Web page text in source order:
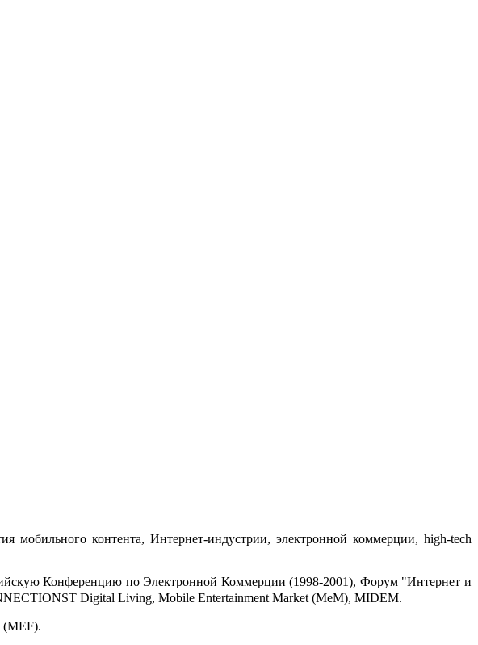
мобильного контента, Интернет-индустрии, электронной коммерции, high-tech
Конференцию по Электронной Коммерции (1998-2001), Форум "Интернет и
Digital Living, Mobile Entertainment Market (MeM), MIDEM.
(MEF).